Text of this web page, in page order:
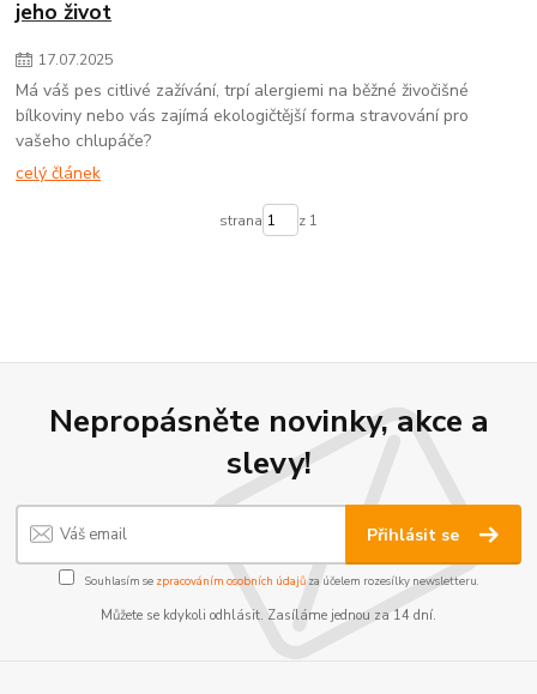
jeho život
17.07.2025
Má váš pes citlivé zažívání, trpí alergiemi na běžné živočišné
bílkoviny nebo vás zajímá ekologičtější forma stravování pro
vašeho chlupáče?
celý článek
strana z 1
Nepropásněte novinky, akce a
slevy!
Přihlásit se
Souhlasím se zpracováním osobních údajůza účelem rozesílky newsletteru.
Můžete se kdykoli odhlásit. Zasíláme jednou za 14 dní.